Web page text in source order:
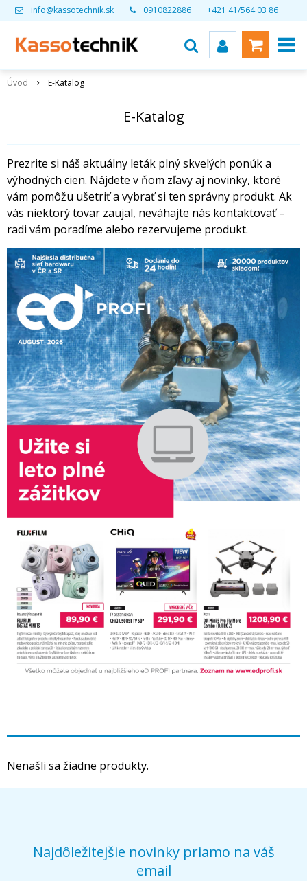
info@kassotechnik.sk 0910822886 +421 41/564 03 86
Úvod E-Katalog
E-Katalog
Prezrite si náš aktuálny leták plný skvelých ponúk a
výhodných cien. Nájdete v ňom zľavy aj novinky, ktoré
vám pomôžu ušetriť a vybrať si ten správny produkt. Ak
vás niektorý tovar zaujal, neváhajte nás kontaktovať –
radi vám poradíme alebo rezervujeme produkt.
Nenašli sa žiadne produkty.
Najdôležitejšie novinky priamo na váš
email